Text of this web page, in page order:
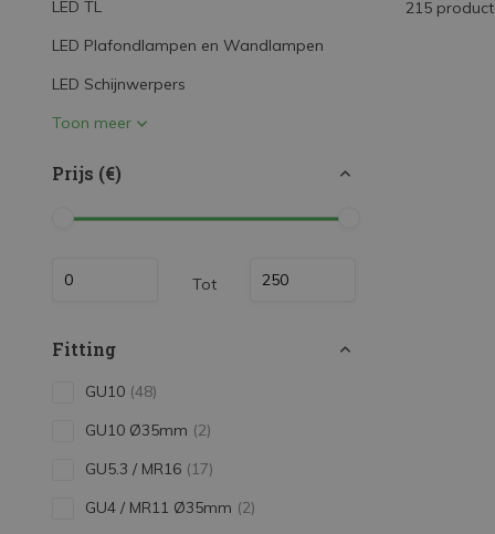
Decoratieve verlichting
LED Buitenverlichting
LED Noodverlichting
Installatiemateriaal
LED TL verlichting
LED TL
LED Plafondlampen en Wandlampen
LED Schijnwerpers
Toon meer
Prijs (€)
Tot
Fitting
GU10 (48)
GU10 Ø35mm (2)
GU5.3 / MR16 (17)
GU4 / MR11 Ø35mm (2)
215